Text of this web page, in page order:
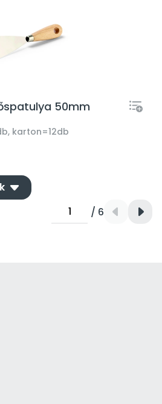
50mm
karton=12db
down
/ 6